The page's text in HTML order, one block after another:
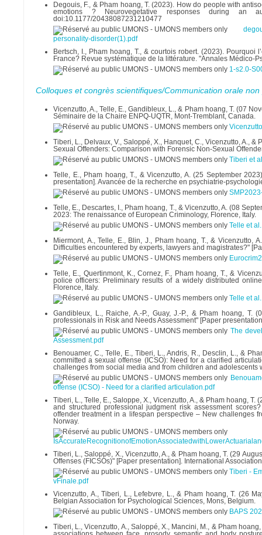
Degouis, F., & Pham hoang, T. (2023). How do people with
emotions ? Neurovegetative responses during an
doi:10.1177/20438087231210477
personality-disorder(1).pdf
Bertsch, I., Pham hoang, T., & courtois robert. (2023).
France? Revue systématique de la littérature. "Annales Médico-
1-s2.0-
Colloques et congrès scientifiques/Communication orale
Vicenzutto, A., Telle, E., Gandibleux, L., & Pham hoang, T. (07
Séminaire de la Chaire ENPQ-UQTR, Mont-Tremblant, Canada.
Tiberi, L., Delvaux, V., Saloppé, X., Hanquet, C., Vicenzutto, A.,
Sexual Offenders: Comparison with Forensic Non-Sexual
Tiberi et
Telle, E., Pham hoang, T., & Vicenzutto, A. (25 September
presentation]. Avancée de la recherche en psychiatrie-
Telle, E., Descartes, I., Pham hoang, T., & Vicenzutto, A. (08
2023: The renaissance of European Criminology, Florence, Italy.
Telle et
Miermont, A., Telle, E., Blin, J., Pham hoang, T., & Vicenzutto,
Difficulties encountered by experts, lawyers and magistrates?"
Telle, E., Quertinmont, K., Cornez, F., Pham hoang, T., &
police officers: Preliminary results of a widely distributed
Florence, Italy.
Telle et
Gandibleux, L., Raiche, A.-P., Guay, J.-P., & Pham hoang, T.
professionals in Risk and Needs Assessment" [Paper
The
Assessment.pdf
Benouamer, C., Telle, E., Tiberi, L., Andris, R., Desclin, L., &
committed a sexual offense (ICSO): Need for a clarified
challenges from social media and from children and adolescents
offense (ICSO) - Need for a clarified articulation.pdf
Tiberi, L., Telle, E., Saloppe, X., Vicenzutto, A., & Pham hoang,
and structured professional judgment risk assessment
offender treatment in a lifespan perspective – New challenges
Norway.
Tiberi, L., Saloppé, X., Vicenzutto, A., & Pham hoang, T. (29
Offenses (FICSOs)" [Paper presentation]. International
Tiberi -
vFinale.pdf
Vicenzutto, A., Tiberi, L., Lefebvre, L., & Pham hoang, T. (26
Belgian Association for Psychological Sciences, Mons, Belgium.
BAPS
Tiberi, L., Vicenzutto, A., Saloppé, X., Mancini, M., & Pham